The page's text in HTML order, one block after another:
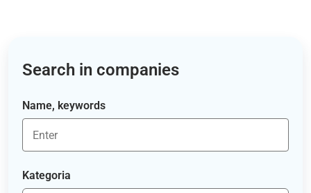
Search in companies
Name, keywords
Kategoria